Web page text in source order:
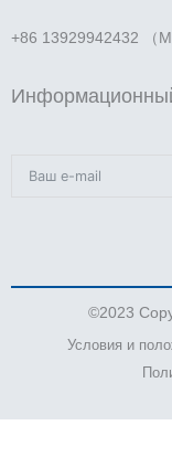
+86 13929942432 （
©2023
Условия и